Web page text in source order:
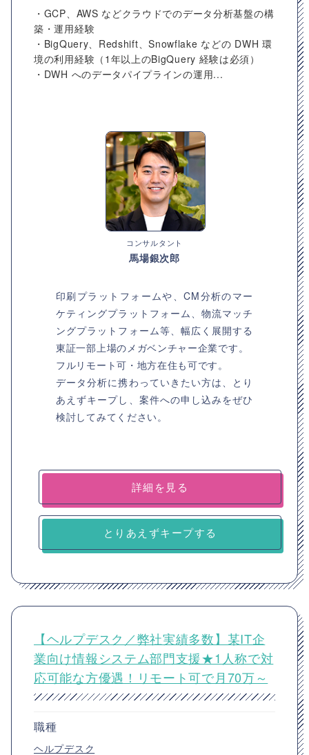
・GCP、AWS などクラウドでのデータ分析基盤の構
築・運用経験
・BigQuery、Redshift、Snowflake などの DWH 環
境の利用経験（1年以上のBigQuery 経験は必須）
・DWH へのデータパイプラインの運用...
コンサルタント
馬場銀次郎
印刷プラットフォームや、CM分析のマー
ケティングプラットフォーム、物流マッチ
ングプラットフォーム等、幅広く展開する
東証一部上場のメガベンチャー企業です。
フルリモート可・地方在住も可です。
データ分析に携わっていきたい方は、とり
あえずキープし、案件への申し込みをぜひ
検討してみてください。
詳細を見る
とりあえずキープする
【ヘルプデスク／弊社実績多数】某IT企
業向け情報システム部門支援★1人称で対
応可能な方優遇！リモート可で月70万～
職種
ヘルプデスク